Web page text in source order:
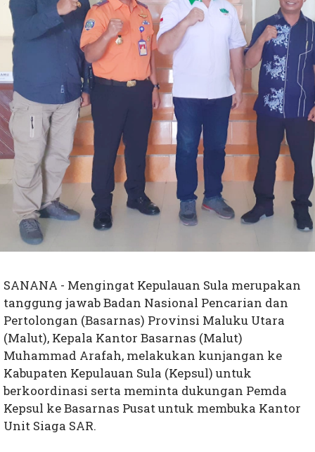
SANANA - Mengingat Kepulauan Sula merupakan
tanggung jawab Badan Nasional Pencarian dan
Pertolongan (Basarnas) Provinsi Maluku Utara
(Malut), Kepala Kantor Basarnas (Malut)
Muhammad Arafah, melakukan kunjangan ke
Kabupaten Kepulauan Sula (Kepsul) untuk
berkoordinasi serta meminta dukungan Pemda
Kepsul ke Basarnas Pusat untuk membuka Kantor
Unit Siaga SAR.